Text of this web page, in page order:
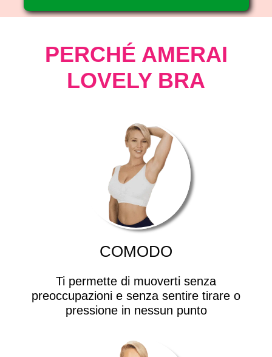
PERCHÉ AMERAI
LOVELY BRA
COMODO
Ti permette di muoverti senza
preoccupazioni e senza sentire tirare o
pressione in nessun punto